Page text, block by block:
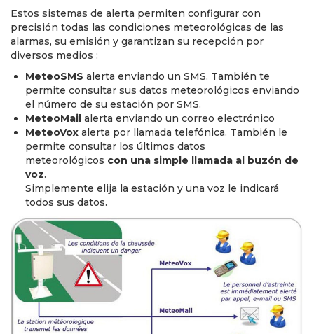
Estos sistemas de alerta permiten configurar con
precisión todas las condiciones meteorológicas de las
alarmas, su emisión y garantizan su recepción por
diversos medios :
MeteoSMS alerta enviando un SMS. También te
permite consultar sus datos meteorológicos enviando
el número de su estación por SMS.
MeteoMail alerta enviando un correo electrónico
MeteoVox alerta por llamada telefónica. También le
permite consultar los últimos datos
meteorológicos con una simple llamada al buzón de
voz.
Simplemente elija la estación y una voz le indicará
todos sus datos.